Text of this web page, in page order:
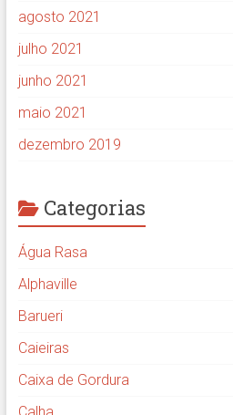
agosto 2021
julho 2021
junho 2021
maio 2021
dezembro 2019
Categorias
Água Rasa
Alphaville
Barueri
Caieiras
Caixa de Gordura